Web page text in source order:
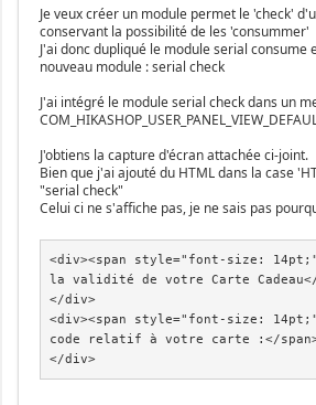
Je veux créer un module permet le 'check'
conservant la possibilité de les 'consummer'
J'ai donc dupliqué le module serial consume
nouveau module : serial check
J'ai intégré le module serial check dans un
J'obtiens la capture d'écran attachée ci-joint.
Bien que j'ai ajouté du HTML dans la case
"serial check"
Celui ci ne s'affiche pas, je ne sais pas
<div><span style="font-size:
la validité de votre Carte Cadeau</
</div>
<div><span style="font-size:
code relatif à votre carte :</
</div>